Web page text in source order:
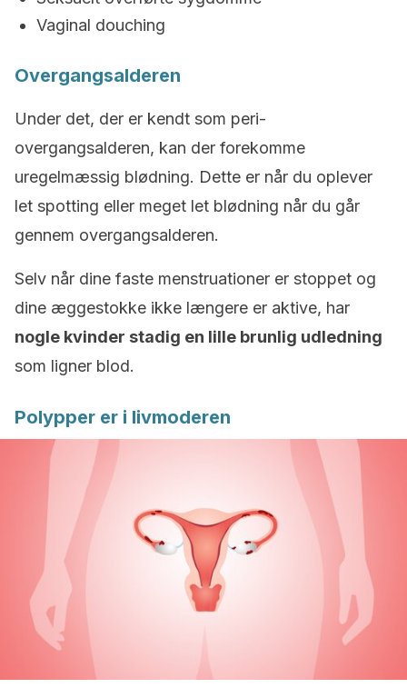
Vaginal douching
Overgangsalderen
Under det, der er kendt som peri-
overgangsalderen, kan der forekomme
uregelmæssig blødning. Dette er når du oplever
let spotting eller meget let blødning når du går
gennem overgangsalderen.
Selv når dine faste menstruationer er stoppet og
dine æggestokke ikke længere er aktive, har
nogle kvinder stadig en lille brunlig udledning
som ligner blod.
Polypper er i livmoderen